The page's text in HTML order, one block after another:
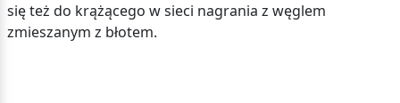
się też do krążącego w sieci nagrania z węglem
zmieszanym z błotem.